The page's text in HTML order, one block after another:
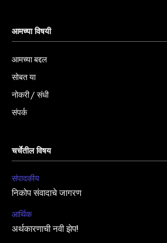
आमच्या विषयी
आमच्या बद्दल
सोबत या
नोकरी / संधी
संपर्क
चर्चेतील विषय
संपादकीय
निकोप संवादाचे जागरण
आर्थिक
अर्थकारणाची नवी झेप!